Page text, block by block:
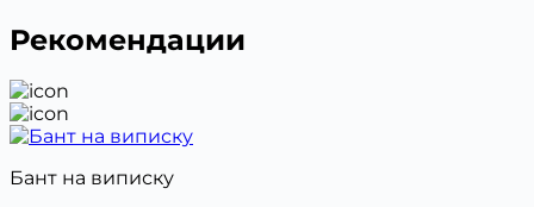
Рекомендации
Бант на виписку